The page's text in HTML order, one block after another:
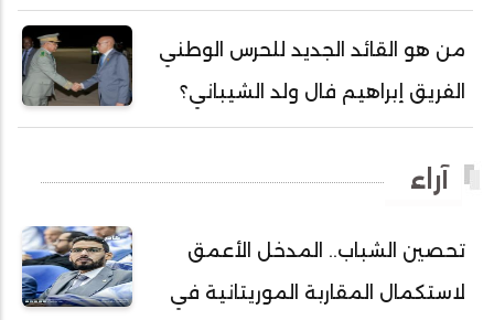
أحمد ولد الديه
أحمد ولد السالك
أحمد ولد باهيه
أحمد ولد داداه
أحمد ولد علال
من هو القائد الجديد للحرس الوطني
الفريق إبراهيم فال ولد الشيباني؟
آراء
تحصين الشباب.. المدخل الأعمق
لاستكمال المقاربة الموريتانية في